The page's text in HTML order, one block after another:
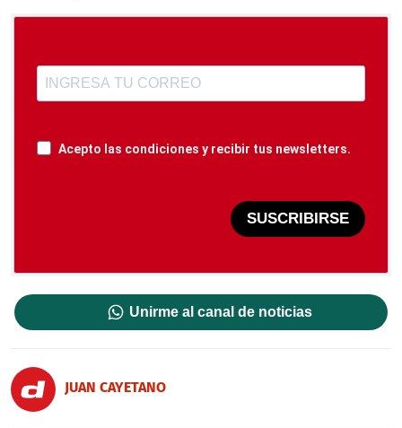
Acepto las condiciones y recibir tus newsletters.
SUSCRIBIRSE
Unirme al canal de noticias
JUAN CAYETANO